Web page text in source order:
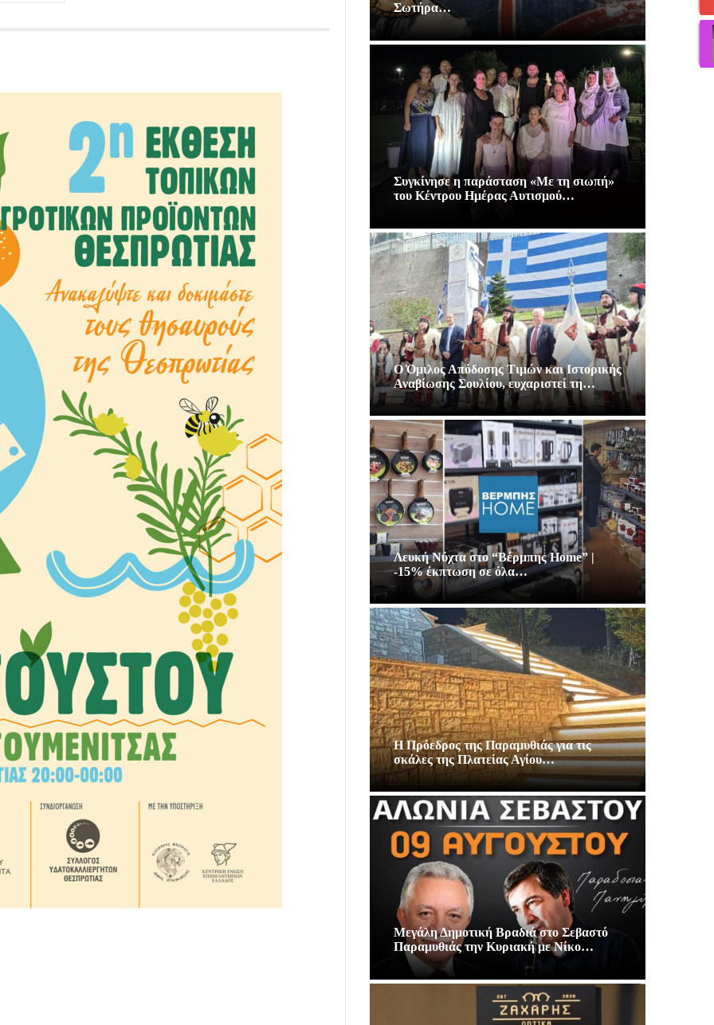
Σωτήρα…
Συγκίνησε η παράσταση «Με τη σιωπή»
του Κέντρου Ημέρας Αυτισμού…
Ο Όμιλος Απόδοσης Τιμών και Ιστορικής
Αναβίωσης Σουλίου, ευχαριστεί τη…
Λευκή Νύχτα στο “Βέρμπης Home” |
-15% έκπτωση σε όλα…
Η Πρόεδρος της Παραμυθιάς για τις
σκάλες της Πλατείας Αγίου…
Μεγάλη Δημοτική Βραδιά στο Σεβαστό
Παραμυθιάς την Κυριακή με Νίκο…